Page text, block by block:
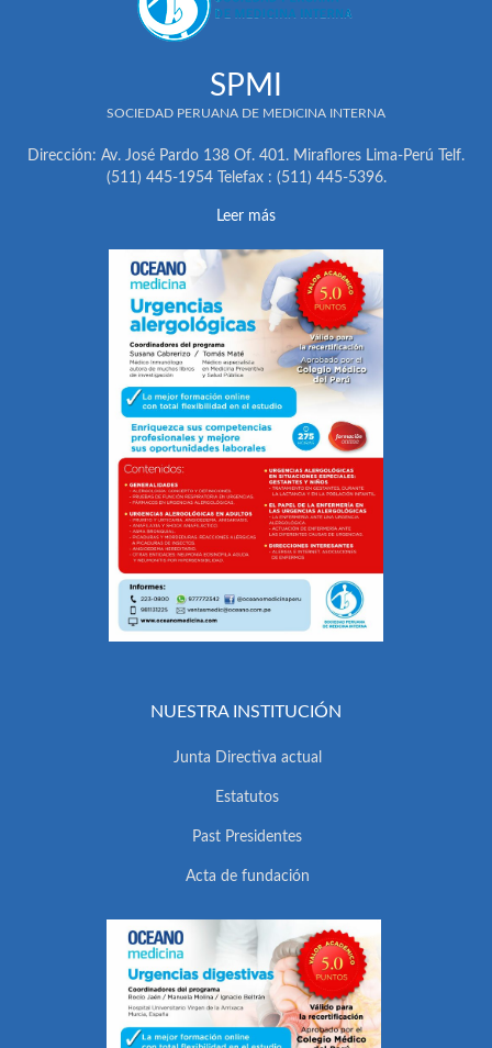
SPMI
SOCIEDAD PERUANA DE MEDICINA INTERNA
Dirección: Av. José Pardo 138 Of. 401. Miraflores Lima-Perú Telf.
(511) 445-1954 Telefax : (511) 445-5396.
Leer más
NUESTRA INSTITUCIÓN
Junta Directiva actual
Estatutos
Past Presidentes
Acta de fundación